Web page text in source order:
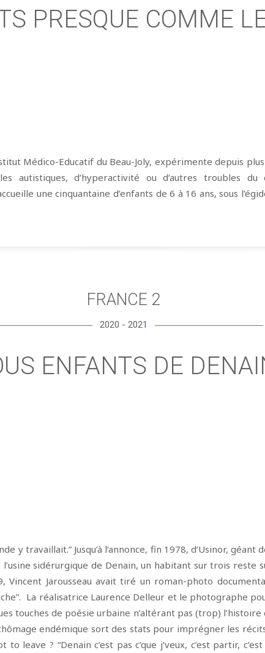
PRESQUE COMME
Médico-Educatif du Beau-Joly, expérimente depuis
autistiques, d’hyperactivité ou d’autres troubles
une cinquantaine d’enfants de 6 à 16 ans, sous
FRANCE 2
2020 - 2021
ENFANTS DE
y travaillait.” Jusqu’à l’annonce, fin 1978, d’Usinor,
sidérurgique de Denain, un habitant sur trois reste
Jarousseau avait tiré un roman-photo
La réalisatrice Laurence Delleur et le photographe
touches de poésie urbaine n’altérant pas (trop) l’histoire
endémique sort des stats pour imprégner les
leave ? “Denain c’est pas c’que j’veux, c’est partir,